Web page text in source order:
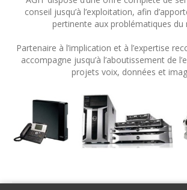
conseil jusqu’à l’exploitation, afin
pertinente aux problématiques du
Partenaire à l’implication et à l’expertise
accompagne jusqu’à l’aboutissement de
projets voix, données et